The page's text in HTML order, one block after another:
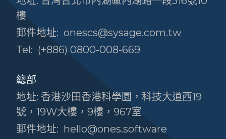
樓
郵件地址: onescs@sysage.com.tw
Tel: (+886) 0800-008-669
總部
地址: 香港沙田香港科學園，科技大道西19
號，19W大樓，9樓，967室
郵件地址: hello@ones.software